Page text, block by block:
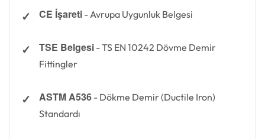
CE İşareti - Avrupa Uygunluk Belgesi
TSE Belgesi - TS EN 10242 Dövme Demir
Fittingler
ASTM A536 - Dökme Demir (Ductile Iron)
Standardı